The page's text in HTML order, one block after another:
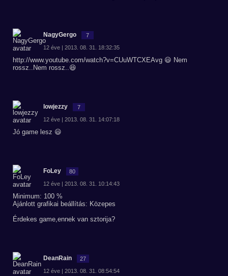
NagyGergo 7
12 éve | 2013. 08. 31. 18:32:35
http://www.youtube.com/watch?v=CUuWTCXEAvg 😃 Nem
rossz..Nem rossz..😆
lowjezzy 7
12 éve | 2013. 08. 31. 14:07:18
Jó game lesz 😃
FoLey 80
12 éve | 2013. 08. 31. 10:14:43
Minimum: 100 %
Ajánlott grafikai beállítás: Közepes
Érdekes game,ennek van sztorija?
DeanRain 27
12 éve | 2013. 08. 31. 08:54:54